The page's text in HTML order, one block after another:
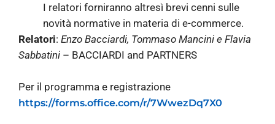
I relatori forniranno altresì brevi cenni sulle
novità normative in materia di e-commerce.
Relatori: Enzo Bacciardi, Tommaso Mancini e Flavia
Sabbatini – BACCIARDI and PARTNERS
Per il programma e registrazione
https://forms.office.com/r/7WwezDq7X0